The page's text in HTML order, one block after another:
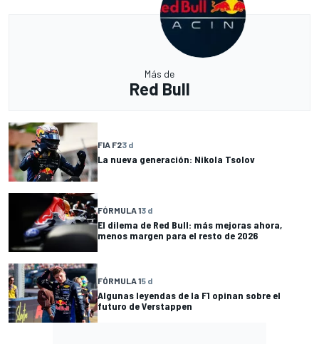
Más de
Red Bull
FIA F23 d
La nueva generación: Nikola Tsolov
FÓRMULA 13 d
El dilema de Red Bull: más mejoras ahora,
menos margen para el resto de 2026
FÓRMULA 15 d
Algunas leyendas de la F1 opinan sobre el
futuro de Verstappen